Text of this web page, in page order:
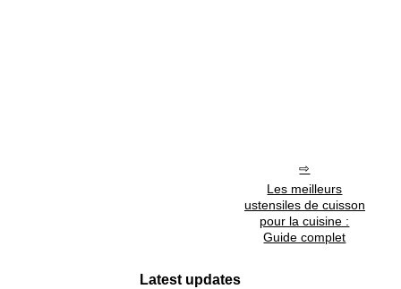
Les meilleurs
ustensiles de cuisson
pour la cuisine :
Guide complet
Latest updates